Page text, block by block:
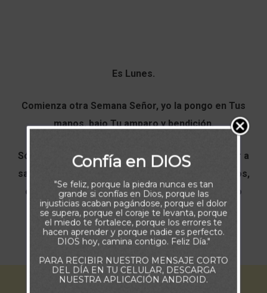
Es Lunes.
Comienza otra Semana Señor, yo la pongo en Tus
manos, bajo Tu amparo y bendición.
Sólo Tu conoces mis batallas. Ayúdame por favor a
salir adelante. En Tu misericordia pongo a los míos,
cuídalos y no los desampares, porque hoy como
siempre Te necesitamos Padre.
Amén.
Confía en DIOS
"Se feliz, porque la piedra nunca es tan
grande si confías en Dios, porque las
injusticias acaban pagándose, porque el dolor
se supera, porque el coraje te levanta, porque
el miedo te fortalece, porque los errores te
hacen aprender y porque nadie es perfecto.
DIOS hoy, camina contigo. Feliz Día."
PARA RECIBIR NUESTRO MENSAJE CORTO
DEL DÍA EN TU CELULAR, DESCARGA
NUESTRA APLICACIÓN ANDROID.